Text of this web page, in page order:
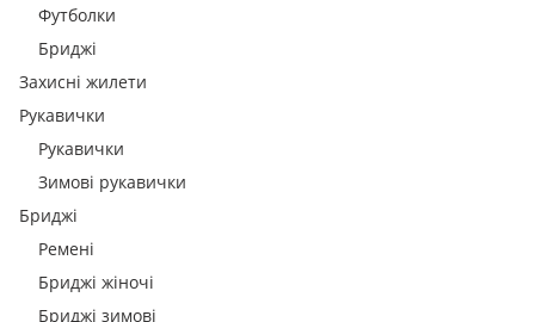
Футболки
Бриджі
Захисні жилети
Рукавички
Рукавички
Зимові рукавички
Бриджі
Ремені
Бриджі жіночі
Бриджі зимові